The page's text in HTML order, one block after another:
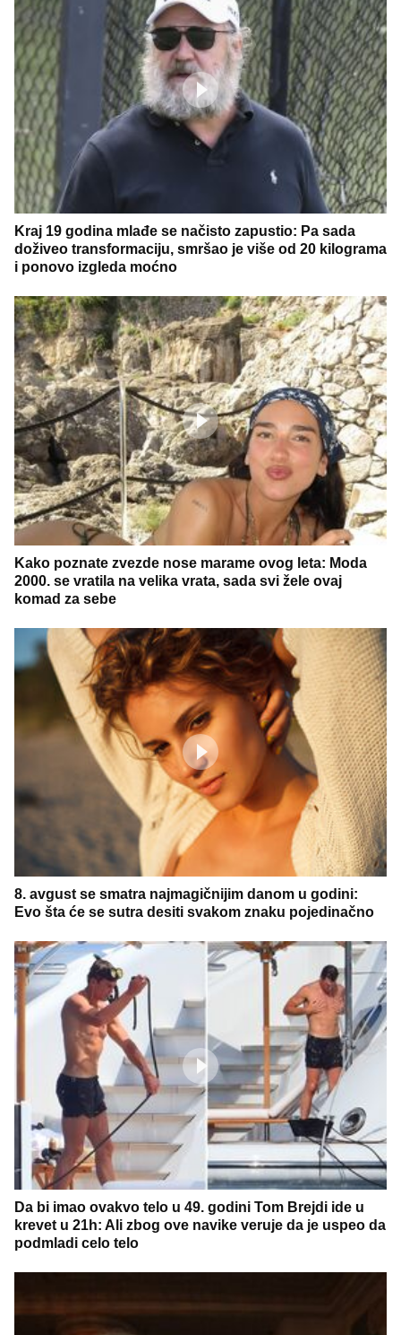
Kraj 19 godina mlađe se načisto zapustio: Pa sada
doživeo transformaciju, smršao je više od 20 kilograma
i ponovo izgleda moćno
Kako poznate zvezde nose marame ovog leta: Moda
2000. se vratila na velika vrata, sada svi žele ovaj
komad za sebe
8. avgust se smatra najmagičnijim danom u godini:
Evo šta će se sutra desiti svakom znaku pojedinačno
Da bi imao ovakvo telo u 49. godini Tom Brejdi ide u
krevet u 21h: Ali zbog ove navike veruje da je uspeo da
podmladi celo telo